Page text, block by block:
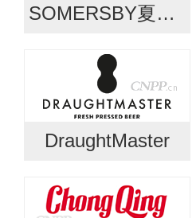
SOMERSBY夏日纷
DraughtMaster